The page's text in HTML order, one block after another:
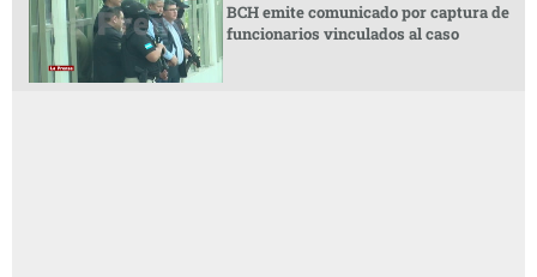
BCH emite comunicado por captura de
funcionarios vinculados al caso